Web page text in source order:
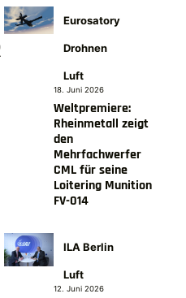
Eurosatory
Drohnen
Luft
18. Juni 2026
Weltpremiere:
Rheinmetall zeigt
den
Mehrfachwerfer
CML für seine
Loitering Munition
FV-014
ILA Berlin
Luft
12. Juni 2026